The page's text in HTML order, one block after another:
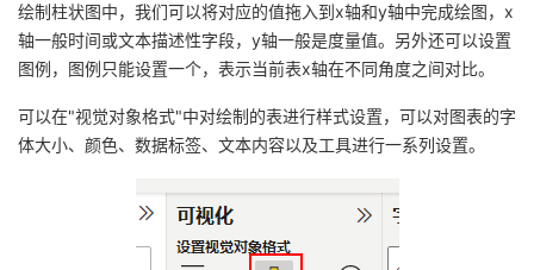
绘制柱状图中，我们可以将对应的值拖入到x轴和y轴中完成绘图，x
轴一般时间或文本描述性字段，y轴一般是度量值。另外还可以设置
图例，图例只能设置一个，表示当前表x轴在不同角度之间对比。
可以在"视觉对象格式"中对绘制的表进行样式设置，可以对图表的字
体大小、颜色、数据标签、文本内容以及工具进行一系列设置。